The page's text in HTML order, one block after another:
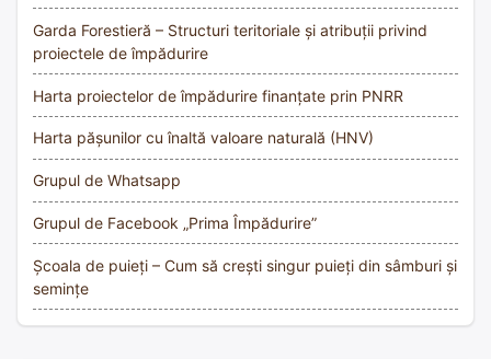
Garda Forestieră – Structuri teritoriale și atribuții privind
proiectele de împădurire
Harta proiectelor de împădurire finanțate prin PNRR
Harta pășunilor cu înaltă valoare naturală (HNV)
Grupul de Whatsapp
Grupul de Facebook „Prima Împădurire”
Școala de puieți – Cum să crești singur puieți din sâmburi și
semințe